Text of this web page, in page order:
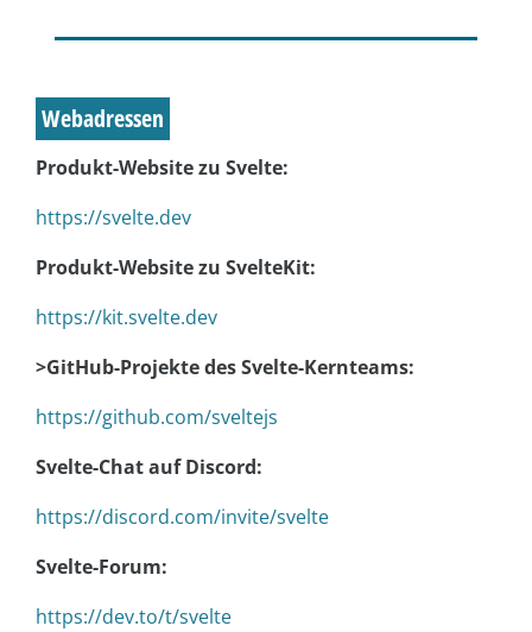
Webadressen
Produkt-Website zu Svelte:
https://svelte.dev
Produkt-Website zu SvelteKit:
https://kit.svelte.dev
>GitHub-Projekte des Svelte-Kernteams:
https://github.com/sveltejs
Svelte-Chat auf Discord:
https://discord.com/invite/svelte
Svelte-Forum:
https://dev.to/t/svelte